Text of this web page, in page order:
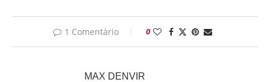
1 Comentário 0
MAX DENVIR